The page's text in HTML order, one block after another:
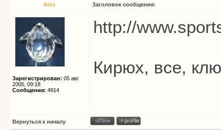
ikiss Заголовок сообщения:
Зарегистрирован: 05 авг
2005, 09:18
Сообщения: 4914
http://
Кирюх, все,
Вернуться к началу